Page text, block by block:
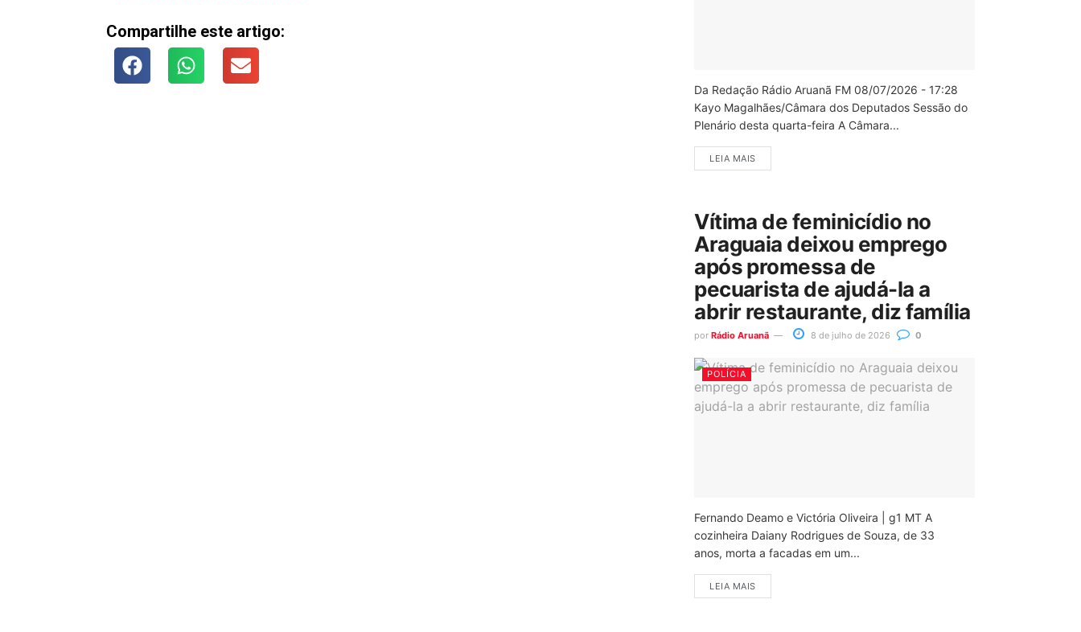
Compartilhe este artigo:
Da Redação Rádio Aruanã FM 08/07/2026 - 17:28
Kayo Magalhães/Câmara dos Deputados Sessão do
Plenário desta quarta-feira A Câmara...
LEIA MAIS
Vítima de feminicídio no
Araguaia deixou emprego
após promessa de
pecuarista de ajudá-la a
abrir restaurante, diz família
por Rádio Aruanã 8 de julho de 2026 0
POLÍCIA
Fernando Deamo e Victória Oliveira | g1 MT A
cozinheira Daiany Rodrigues de Souza, de 33
anos, morta a facadas em um...
LEIA MAIS